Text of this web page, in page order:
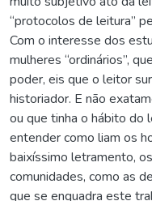
“protocolos de leitura”
Com o interesse dos
mulheres “ordinários”,
poder, eis que o leitor
historiador. E não
ou que tinha o hábito do
entender como liam os
baixíssimo letramento,
comunidades, como as
que se enquadra este